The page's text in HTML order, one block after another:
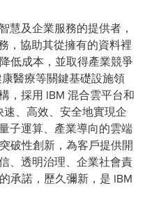
慧及企業服務的提供者，
，協助其從擁有的資料裡
低成本，並取得產業競爭
醫療等關鍵基礎設施領
，採用 IBM 混合雲平台和
、高效、安全地實現企
子運算、產業導向的雲端
破性創新，為客戶提供開
、透明治理、企業社會責
承諾，歷久彌新，是 IBM